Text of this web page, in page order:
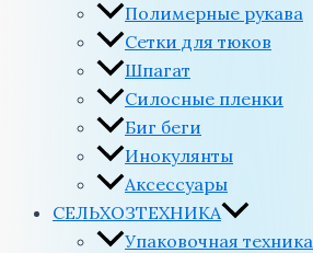
Полимерные рукава
Сетки для тюков
Шпагат
Силосные пленки
Биг беги
Инокулянты
Аксессуары
СЕЛЬХОЗТЕХНИКА
Упаковочная техника